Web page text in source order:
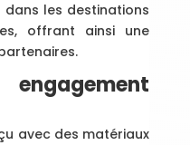
dans les destinations
offrant ainsi une
avec des matériaux